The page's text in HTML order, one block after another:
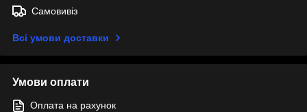
Самовивіз
Всі умови доставки
Умови оплати
Оплата на рахунок